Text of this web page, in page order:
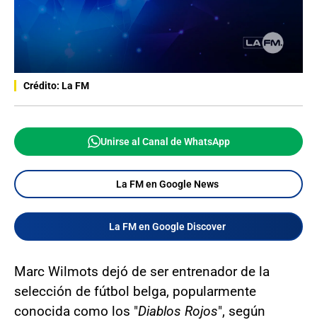
Crédito: La FM
Unirse al Canal de WhatsApp
La FM en Google News
La FM en Google Discover
Marc Wilmots dejó de ser entrenador de la
selección de fútbol belga, popularmente
conocida como los "Diablos Rojos", según